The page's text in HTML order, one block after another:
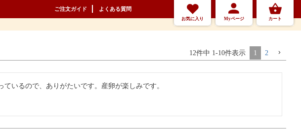
ご注文ガイド よくある質問
お気に入り Myページ カート
12件中 1 -10件表示 1 2
ているので、ありがたいです。産卵が楽しみです。